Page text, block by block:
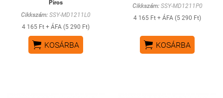
Piros
Cikkszám: SSY-MD1211L0
4 165 Ft + ÁFA (5 290 Ft)
 KOSÁRBA
Cikkszám:SSY-MD1211P0
4 165 Ft + ÁFA (5 290 Ft)
 KOSÁRBA